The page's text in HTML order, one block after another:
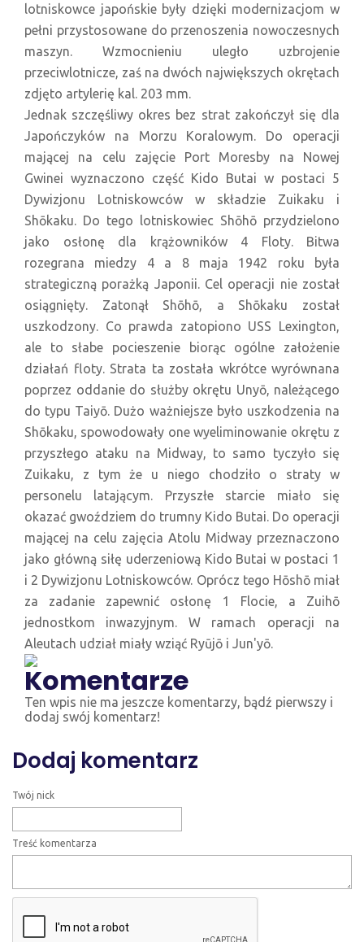
lotniskowce japońskie były dzięki modernizacjom w
pełni przystosowane do przenoszenia nowoczesnych
maszyn. Wzmocnieniu uległo uzbrojenie
przeciwlotnicze, zaś na dwóch największych okrętach
zdjęto artylerię kal. 203 mm.
Jednak szczęśliwy okres bez strat zakończył się dla
Japończyków na Morzu Koralowym. Do operacji
mającej na celu zajęcie Port Moresby na Nowej
Gwinei wyznaczono część Kido Butai w postaci 5
Dywizjonu Lotniskowców w składzie Zuikaku i
Shōkaku. Do tego lotniskowiec Shōhō przydzielono
jako osłonę dla krążowników 4 Floty. Bitwa
rozegrana miedzy 4 a 8 maja 1942 roku była
strategiczną porażką Japonii. Cel operacji nie został
osiągnięty. Zatonął Shōhō, a Shōkaku został
uszkodzony. Co prawda zatopiono USS Lexington,
ale to słabe pocieszenie biorąc ogólne założenie
działań floty. Strata ta została wkrótce wyrównana
poprzez oddanie do służby okrętu Unyō, należącego
do typu Taiyō. Dużo ważniejsze było uszkodzenia na
Shōkaku, spowodowały one wyeliminowanie okrętu z
przyszłego ataku na Midway, to samo tyczyło się
Zuikaku, z tym że u niego chodziło o straty w
personelu latającym. Przyszłe starcie miało się
okazać gwoździem do trumny Kido Butai. Do operacji
mającej na celu zajęcia Atolu Midway przeznaczono
jako główną siłę uderzeniową Kido Butai w postaci 1
i 2 Dywizjonu Lotniskowców. Oprócz tego Hōshō miał
za zadanie zapewnić osłonę 1 Flocie, a Zuihō
jednostkom inwazyjnym. W ramach operacji na
Aleutach udział miały wziąć Ryūjō i Jun'yō.
Komentarze
Ten wpis nie ma jeszcze komentarzy, bądź pierwszy i
dodaj swój komentarz!
Dodaj komentarz
Twój nick
Treść komentarza